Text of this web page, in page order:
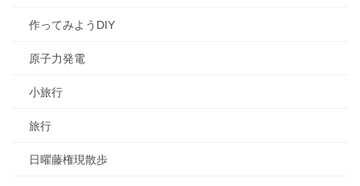
作ってみようDIY
原子力発電
小旅行
旅行
日曜藤権現散歩